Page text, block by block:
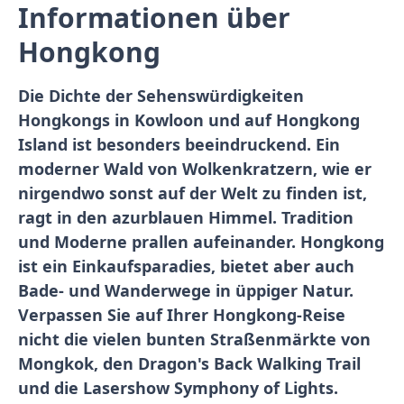
Informationen über
Hongkong
Die Dichte der Sehenswürdigkeiten
Hongkongs in Kowloon und auf Hongkong
Island ist besonders beeindruckend. Ein
moderner Wald von Wolkenkratzern, wie er
nirgendwo sonst auf der Welt zu finden ist,
ragt in den azurblauen Himmel. Tradition
und Moderne prallen aufeinander. Hongkong
ist ein Einkaufsparadies, bietet aber auch
Bade- und Wanderwege in üppiger Natur.
Verpassen Sie auf Ihrer Hongkong-Reise
nicht die vielen bunten Straßenmärkte von
Mongkok, den Dragon's Back Walking Trail
und die Lasershow Symphony of Lights.